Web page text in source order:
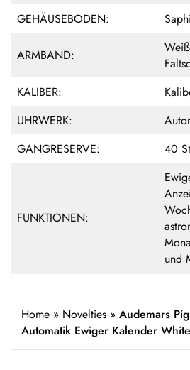
GEHÄUSEBODEN:
ARMBAND:
KALIBER:
UHRWERK:
GANGRESERVE:
40
FUNKTIONEN:
und
Home » Novelties » Audemars
Automatik Ewiger Kalender